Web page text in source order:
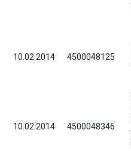
10.02.2014 4500048125
10.02.2014 4500048346